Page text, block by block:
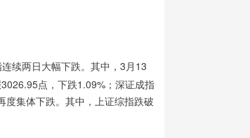
续两日大幅下跌。其中，3月13
点，下跌1.09%；深证成指
集体下跌。其中，上证综指跌破